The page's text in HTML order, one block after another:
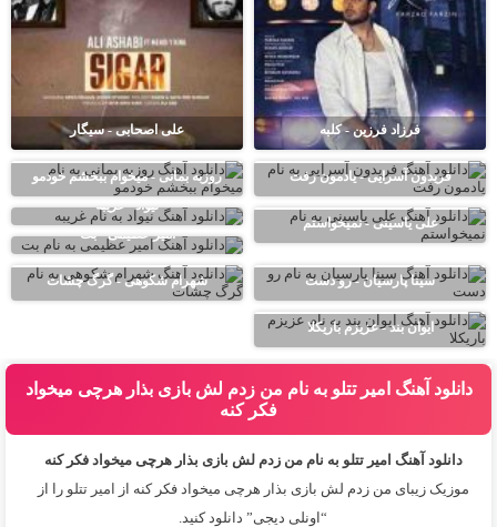
فرزاد فرزین - کلبه علی اصحابی - سیگار
فریدون آسرایی - یادمون رفت روزبه بمانی - میخوام ببخشم خودمو
علی یاسینی - نمیخواستم
نیواد - غریبه
امیر عظیمی - بت
سینا پارسیان - رو دست شهرام شکوهی - گرگ چشات
ایوان بند - عزیزم باریکلا
دانلود آهنگ امیر تتلو به نام من زدم لش بازی بذار هرچی میخواد
فکر کنه
دانلود آهنگ امیر تتلو به نام من زدم لش بازی بذار هرچی میخواد فکر کنه
موزیک زیبای من زدم لش بازی بذار هرچی میخواد فکر کنه از
امیر تتلو را از
“اونلی دیجی” دانلود کنید.